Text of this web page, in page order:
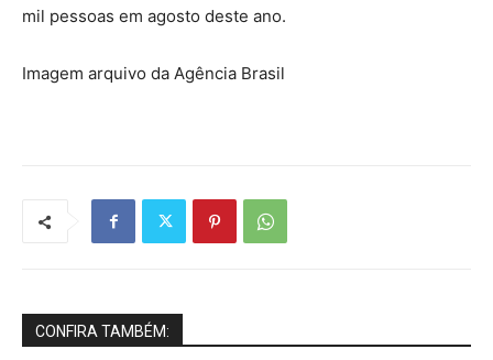
mil pessoas em agosto deste ano.
Imagem arquivo da Agência Brasil
CONFIRA TAMBÉM: